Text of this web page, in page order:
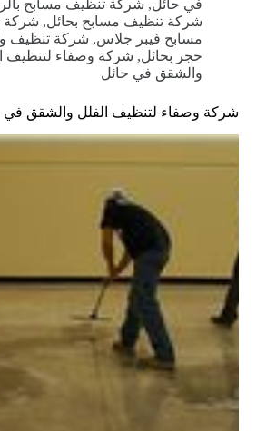
في حائل, شركة تنظيف مسابح
شركة تنظيف مسابح بحائل, شركة
مسابح فيبر جلاس, شركة تنظيف
حجر بحائل, شركة وصفاء لتنظيف
والشقق في حائل
شركة وصفاء لتنظيف الفلل والشقق في